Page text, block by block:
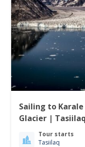
Sailing to Karale
Glacier |
Tour starts
Tasiilaq